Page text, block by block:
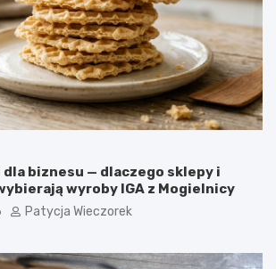
biznesu — dlaczego sklepy i
wyroby IGA z Mogielnicy
Patycja Wieczorek